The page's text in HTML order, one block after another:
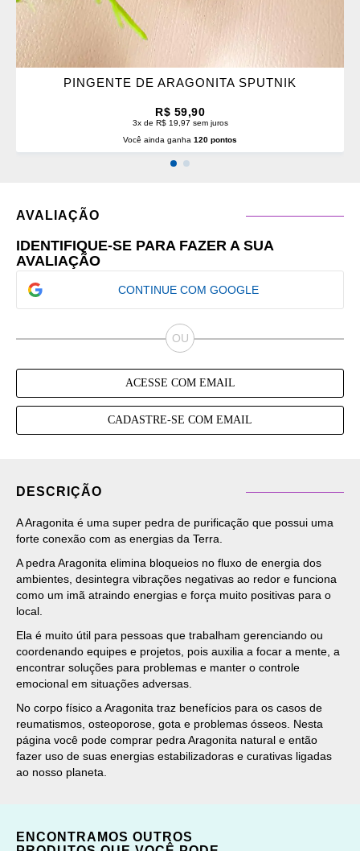
PINGENTE DE ARAGONITA SPUTNIK
R$ 59,90
3x de R$ 19,97 sem juros
Você ainda ganha 120 pontos
AVALIAÇÃO
IDENTIFIQUE-SE PARA FAZER A SUA
AVALIAÇÃO
CONTINUE COM GOOGLE
ACESSE COM EMAIL
CADASTRE-SE COM EMAIL
DESCRIÇÃO
A Aragonita é uma super pedra de purificação que possui uma
forte conexão com as energias da Terra.
A pedra Aragonita elimina bloqueios no fluxo de energia dos
ambientes, desintegra vibrações negativas ao redor e funciona
como um imã atraindo energias e força muito positivas para o
local.
Ela é muito útil para pessoas que trabalham gerenciando ou
coordenando equipes e projetos, pois auxilia a focar a mente, a
encontrar soluções para problemas e manter o controle
emocional em situações adversas.
No corpo físico a Aragonita traz benefícios para os casos de
reumatismos, osteoporose, gota e problemas ósseos. Nesta
página você pode comprar pedra Aragonita natural e então
fazer uso de suas energias estabilizadoras e curativas ligadas
ao nosso planeta.
ENCONTRAMOS OUTROS